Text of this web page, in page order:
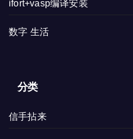
ifort+vasp编译安装
数字 生活
分类
信手拈来